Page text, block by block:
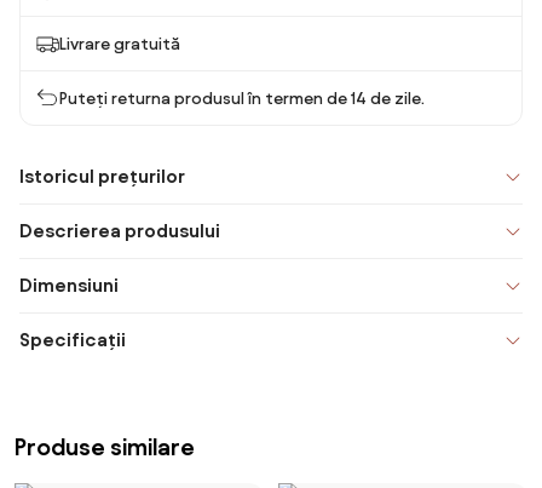
Livrare gratuită
Puteți returna produsul în termen de 14 de zile.
Istoricul prețurilor
Descrierea produsului
Dimensiuni
Specificații
Produse similare